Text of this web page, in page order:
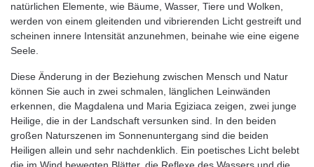
natürlichen Elemente, wie Bäume, Wasser, Tiere und Wolken,
werden von einem gleitenden und vibrierenden Licht gestreift und
scheinen innere Intensität anzunehmen, beinahe wie eine eigene
Seele.
Diese Änderung in der Beziehung zwischen Mensch und Natur
können Sie auch in zwei schmalen, länglichen Leinwänden
erkennen, die Magdalena und Maria Egiziaca zeigen, zwei junge
Heilige, die in der Landschaft versunken sind. In den beiden
großen Naturszenen im Sonnenuntergang sind die beiden
Heiligen allein und sehr nachdenklich. Ein poetisches Licht belebt